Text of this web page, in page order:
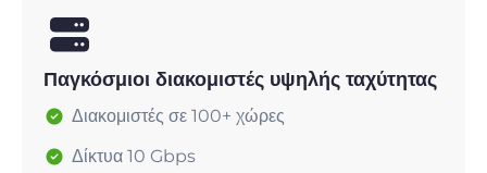
Παγκόσμιοι διακομιστές υψηλής ταχύτητας
Διακομιστές σε 100+ χώρες
Δίκτυα 10 Gbps